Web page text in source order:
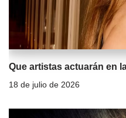
Que artistas actuarán en
18 de julio de 2026